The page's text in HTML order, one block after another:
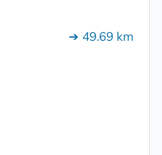
➔ 49.69 km